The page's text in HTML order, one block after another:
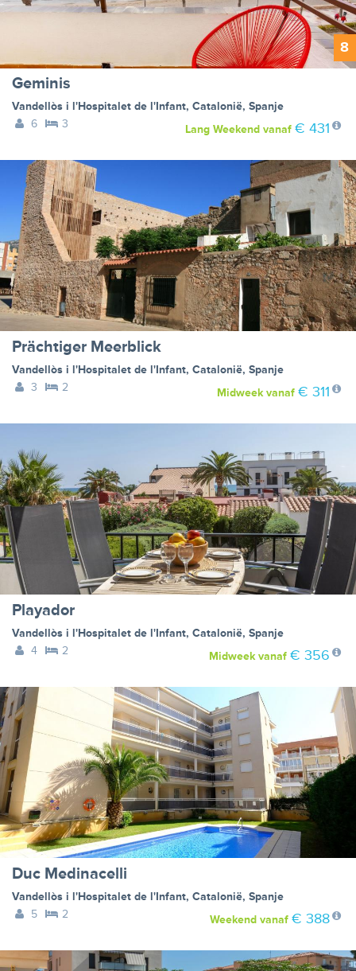
8
Geminis
Vandellòs i l'Hospitalet de l'Infant, Catalonië, Spanje
6
3 Lang Weekendvanaf € 431
Prächtiger Meerblick
Vandellòs i l'Hospitalet de l'Infant, Catalonië, Spanje
3
2 Midweekvanaf € 311
Playador
Vandellòs i l'Hospitalet de l'Infant, Catalonië, Spanje
4
2 Midweekvanaf € 356
Duc Medinacelli
Vandellòs i l'Hospitalet de l'Infant, Catalonië, Spanje
5
2 Weekendvanaf € 388